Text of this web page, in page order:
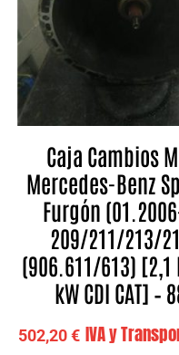
Caja Cambios
Mercedes-Benz
Furgón
209/211/213/
(906.611/613) [2,1
kW CDI CAT] –
502,20€ IVA y